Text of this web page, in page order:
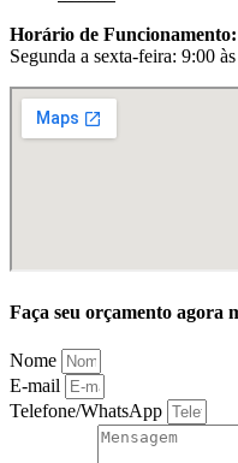
Horário de Funcionamento:
Segunda a sexta-feira: 9:00
Faça seu orçamento agora
Nome
E-mail
Telefone/WhatsApp